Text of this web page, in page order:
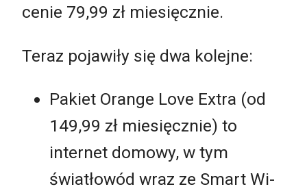
cenie 79,99 zł miesięcznie.
Teraz pojawiły się dwa kolejne:
Pakiet Orange Love Extra (od
149,99 zł miesięcznie) to
internet domowy, w tym
światłowód wraz ze Smart Wi-